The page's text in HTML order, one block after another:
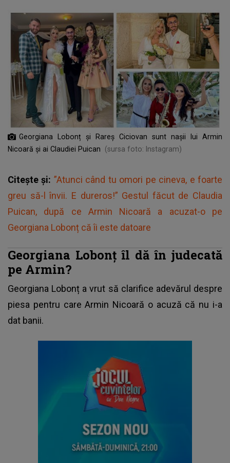
Georgiana Lobonț și Rareș Ciciovan sunt nașii lui Armin
Nicoară și ai Claudiei Puican
(sursa foto: Instagram)
Citește și: ”Atunci când tu omori pe cineva, e foarte
greu să-l învii. E dureros!” Gestul făcut de Claudia
Puican, după ce Armin Nicoară a acuzat-o pe
Georgiana Lobonț că îi este datoare
Georgiana Lobonț îl dă în judecată
pe Armin?
Georgiana Lobonț a vrut să clarifice adevărul despre
piesa pentru care Armin Nicoară o acuză că nu i-a
dat banii.